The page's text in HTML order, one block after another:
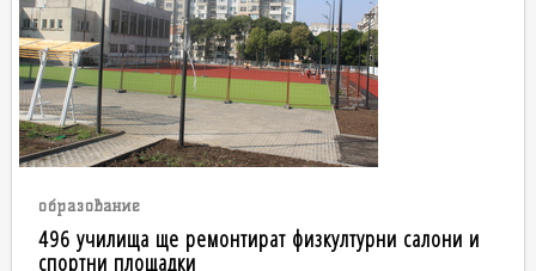
образование
496 училища ще ремонтират физкултурни салони и
спортни площадки